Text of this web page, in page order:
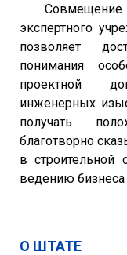
Совмещение
экспертного
позволяет
понимания
проектной
инженерных
получать
благотворно
в строительной
ведению бизнеса
О ШТАТЕ